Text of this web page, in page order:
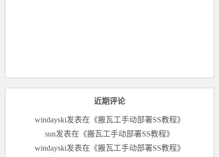
近期评论
windayski发表在《搬瓦工手动部署SS教程》
sun发表在《搬瓦工手动部署SS教程》
windayski发表在《搬瓦工手动部署SS教程》